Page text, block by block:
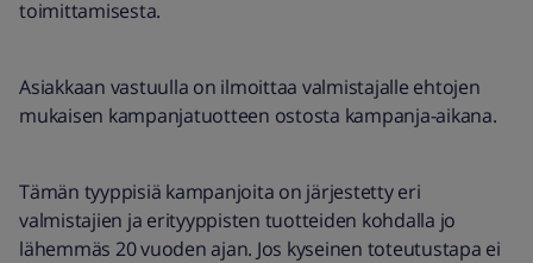
toimittamisesta.
Asiakkaan vastuulla on ilmoittaa valmistajalle ehtojen
mukaisen kampanjatuotteen ostosta kampanja-aikana.
Tämän tyyppisiä kampanjoita on järjestetty eri
valmistajien ja erityyppisten tuotteiden kohdalla jo
lähemmäs 20 vuoden ajan. Jos kyseinen toteutustapa ei